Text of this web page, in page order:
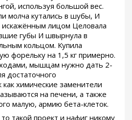
используя большой вес.
молча кутались в шубы, И
лицом Целовала
губы И швырнула в
кольцом. Купила
форельку на 1,5 кг примерно.
мышцам нужно дать 2-
достаточного
как химические заменители
на печени, а также
малую, армию бета-клеток.
такой проект и нафиг никому